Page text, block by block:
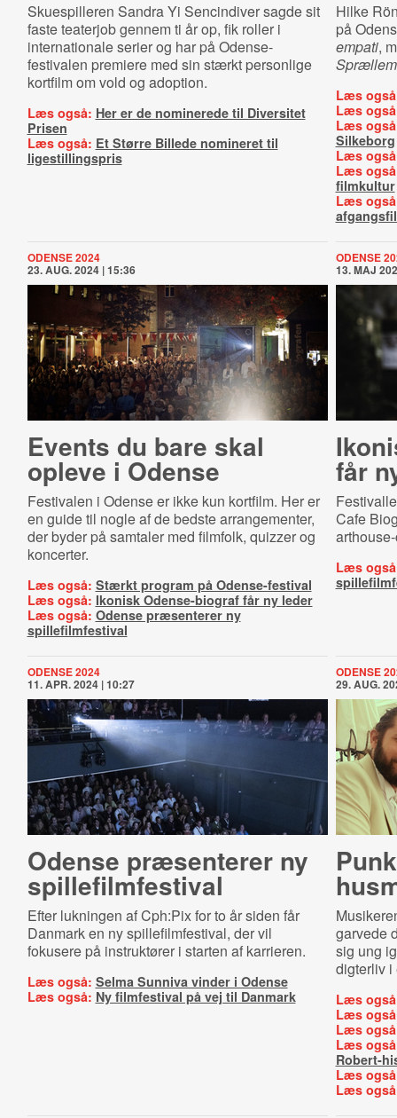
Skuespilleren Sandra Yi Sencindiver sagde sit
faste teaterjob gennem ti år op, fik roller i
internationale serier og har på Odense-
festivalen premiere med sin stærkt personlige
kortfilm om vold og adoption.
Læs også: Her er de nominerede til Diversitet
Prisen
Læs også: Et Større Billede nomineret til
ligestillingspris
Hilke
på
empati,
Læs
Læs
Læs
Silkeborg
Læs
Læs
filmkultur
Læs
ODENSE 2024
23. AUG. 2024 | 15:36
Events du bare skal
opleve i Odense
Festivalen i Odense er ikke kun kortfilm. Her er
en guide til nogle af de bedste arrangementer,
der byder på samtaler med filmfolk, quizzer og
koncerter.
Læs også: Stærkt program på Odense-festival
Læs også: Ikonisk Odense-biograf får ny leder
Læs også: Odense præsenterer ny
spillefilmfestival
ODENSE
13. MAJ
får
Cafe
Læs
ODENSE 2024
11. APR. 2024 | 10:27
Odense præsenterer ny
spil­le­film­festi­val
Efter lukningen af Cph:Pix for to år siden får
Danmark en ny spillefilmfestival, der vil
fokusere på instruktører i starten af karrieren.
Læs også: Selma Sunniva vinder i Odense
Læs også: Ny filmfestival på vej til Danmark
ODENSE
29. AUG.
garvede
sig ung
digterliv i
Læs
Læs
Læs
Læs
Robert-
Læs
Læs